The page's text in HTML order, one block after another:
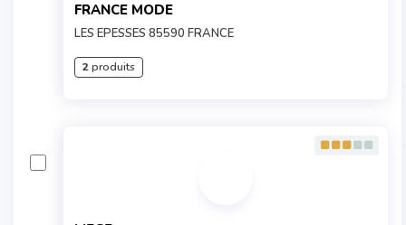
FRANCE MODE
LES EPESSES 85590 FRANCE
2produits